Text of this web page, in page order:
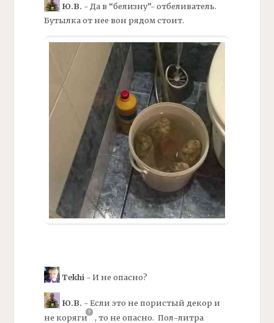
Ю.В. - Да в “белизну”- отбеливатель.
Бутылка от нее вон рядом стоит.
Tekhi- И не опасно?
Ю.В. - Если это не пористый декор и
не коряги , то не опасно. Пол-литра